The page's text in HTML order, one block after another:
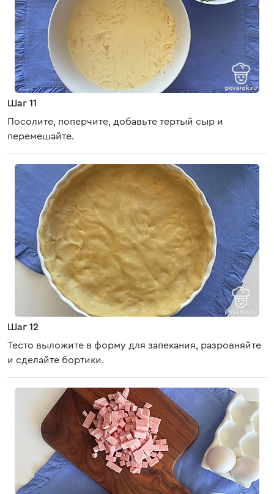
Шаг 11
Посолите, поперчите, добавьте тертый сыр и
перемешайте.
Шаг 12
Тесто выложите в форму для запекания, разровняйте
и сделайте бортики.